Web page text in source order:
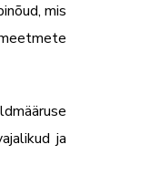
mis
ja